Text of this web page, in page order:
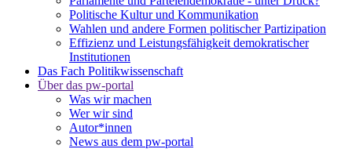
Politische Kultur und Kommunikation
Wahlen und andere Formen politischer Partizipation
Effizienz und Leistungsfähigkeit demokratischer
Institutionen
Das Fach Politikwissenschaft
Über das pw-portal
Was wir machen
Wer wir sind
Autor*innen
News aus dem pw-portal